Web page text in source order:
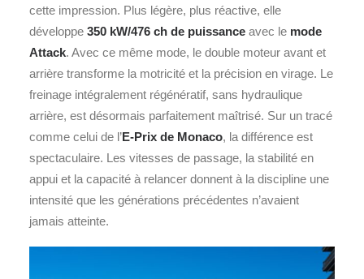
cette impression. Plus légère, plus réactive, elle
développe 350 kW/476 ch de puissance avec le mode
Attack. Avec ce même mode, le double moteur avant et
arrière transforme la motricité et la précision en virage. Le
freinage intégralement régénératif, sans hydraulique
arrière, est désormais parfaitement maîtrisé. Sur un tracé
comme celui de l’E-Prix de Monaco, la différence est
spectaculaire. Les vitesses de passage, la stabilité en
appui et la capacité à relancer donnent à la discipline une
intensité que les générations précédentes n’avaient
jamais atteinte.